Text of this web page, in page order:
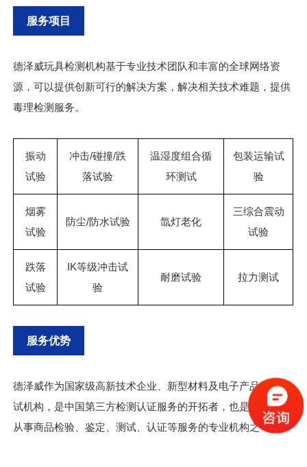
服务项目
德泽威玩具检测机构基于专业技术团队和丰富的全球网络资
源，可以提供创新可行的解决方案，解决相关技术难题，提供
毒理检测服务。
振动
试验
冲击/碰撞/跌
落试验
温湿度组合循
环测试
包装运输试
验
烟雾
试验
防尘/防水试验 氙灯老化
三综合震动
试验
跌落
试验
IK等级冲击试
验
耐磨试验 拉力测试
服务优势
德泽威作为国家级高新技术企业、新型材料及电子产品综合测
试机构，是中国第三方检测认证服务的开拓者，也是国内最早
从事商品检验、鉴定、测试、认证等服务的专业机构之一。